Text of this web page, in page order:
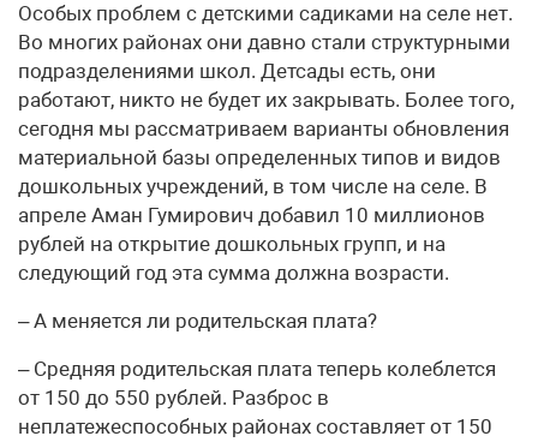
Особых проблем с детскими садиками на селе нет.
Во многих районах они давно стали структурными
подразделениями школ. Детсады есть, они
работают, никто не будет их закрывать. Более того,
сегодня мы рассматриваем варианты обновления
материальной базы определенных типов и видов
дошкольных учреждений, в том числе на селе. В
апреле Аман Гумирович добавил 10 миллионов
рублей на открытие дошкольных групп, и на
следующий год эта сумма должна возрасти.
– А меняется ли родительская плата?
– Средняя родительская плата теперь колеблется
от 150 до 550 рублей. Разброс в
неплатежеспособных районах составляет от 150